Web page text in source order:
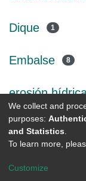
Dique 1
Embalse 8
erosión
DSpace
We collect and
purposes:
and Statistics
To learn more,
Customize